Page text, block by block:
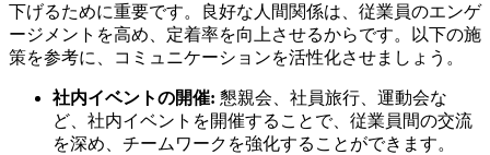
下げるために重要です。良好な人間関係は、従業員のエンゲ
ージメントを高め、定着率を向上させるからです。以下の施
策を参考に、コミュニケーションを活性化させましょう。
社内イベントの開催: 懇親会、社員旅行、運動会な
ど、社内イベントを開催することで、従業員間の交流
を深め、チームワークを強化することができます。